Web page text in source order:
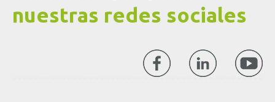
nuestras redes sociales